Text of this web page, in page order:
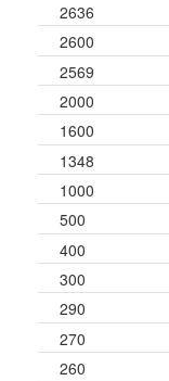
2636
2600
2569
2000
1600
1348
1000
500
400
300
290
270
260